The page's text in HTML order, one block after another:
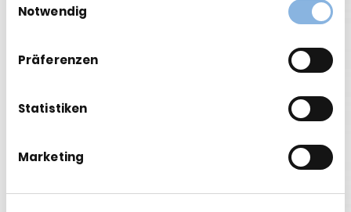
Nutzung der Dienste gesammelt haben.
Notwendig
Präferenzen
Statistiken
Marketing
Zurück
Weitere Beiträge: